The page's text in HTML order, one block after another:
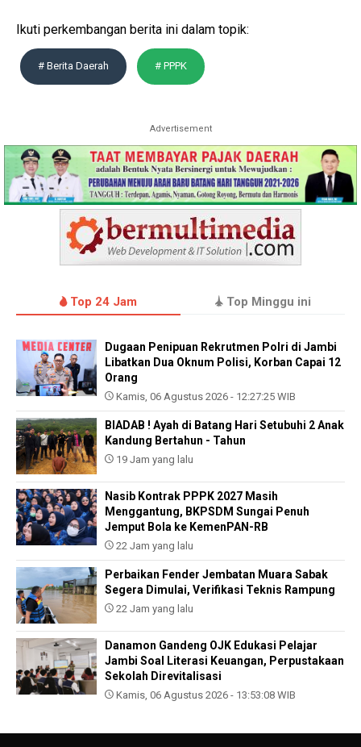
Ikuti perkembangan berita ini dalam topik:
# Berita Daerah # PPPK
Advertisement
Top 24 Jam Top Minggu ini
Dugaan Penipuan Rekrutmen Polri di Jambi
Libatkan Dua Oknum Polisi, Korban Capai 12
Orang
Kamis, 06 Agustus 2026 - 12:27:25 WIB
BIADAB ! Ayah di Batang Hari Setubuhi 2 Anak
Kandung Bertahun - Tahun
19 Jam yang lalu
Nasib Kontrak PPPK 2027 Masih
Menggantung, BKPSDM Sungai Penuh
Jemput Bola ke KemenPAN-RB
22 Jam yang lalu
Perbaikan Fender Jembatan Muara Sabak
Segera Dimulai, Verifikasi Teknis Rampung
22 Jam yang lalu
Danamon Gandeng OJK Edukasi Pelajar
Jambi Soal Literasi Keuangan, Perpustakaan
Sekolah Direvitalisasi
Kamis, 06 Agustus 2026 - 13:53:08 WIB